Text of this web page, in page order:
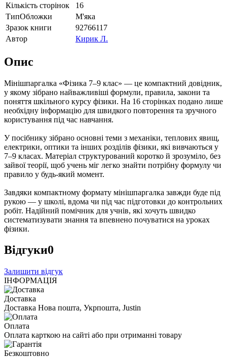
Кількість сторінок
16
ТипОбложки
М'яка
Зразок книги
92766117
Автор
Кирик Л.
Опис
Мінішпаргалка «Фізика 7–9 клас» — це компактний довідник,
у якому зібрано найважливіші формули, правила, закони та
поняття шкільного курсу фізики. На 16 сторінках подано лише
необхідну інформацію для швидкого повторення та зручного
користування під час навчання.
У посібнику зібрано основні теми з механіки, теплових явищ,
електрики, оптики та інших розділів фізики, які вивчаються у
7–9 класах. Матеріал структурований коротко й зрозуміло, без
зайвої теорії, щоб учень міг легко знайти потрібну формулу чи
правило у будь-який момент.
Завдяки компактному формату мінішпаргалка завжди буде під
рукою — у школі, вдома чи під час підготовки до контрольних
робіт. Надійний помічник для учнів, які хочуть швидко
систематизувати знання та впевнено почуватися на уроках
фізики.
Відгуки0
Залишити відгук
ІНФОРМАЦІЯ
Доставка
Доставка Нова пошта, Укрпошта, Justin
Оплата
Оплата карткою на сайті або при отриманні товару
Безкоштовно